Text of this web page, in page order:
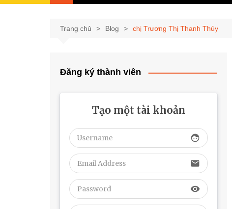
Trang chủ Blog chị Trương Thị Thanh Thủy
Đăng ký thành viên
Tạo một tài khoản
face
email
visibility